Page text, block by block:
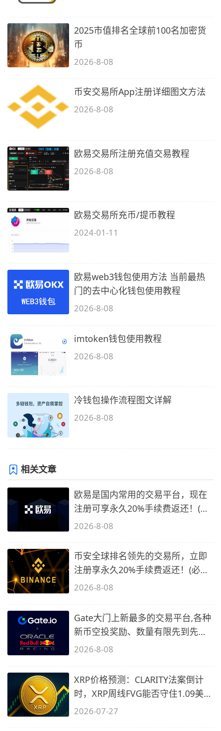
2025市值排名全球前100名加密货
币
2026-8-08
币安交易所App注册详细图文方法
2026-8-08
欧易交易所注册充值交易教程
2026-8-08
欧易交易所充币/提币教程
2024-01-11
欧易web3钱包使用方法 当前最热
门的去中心化钱包使用教程
2026-8-08
imtoken钱包使用教程
2026-8-08
冷钱包操作流程图文详解
2026-8-08
相关文章
欧易是国内常用的交易平台，现在
注册可享永久20%手续费返还！(必
备1)
2026-8-08
币安全球排名领先的交易所，立即
注册享永久20%手续费返还！(必备
2)
2026-8-08
Gate大门上新最多的交易平台,各种
新币空投奖励、数量有限先到先
得…
2026-8-08
XRP价格预测：CLARITY法案倒计
时，XRP周线FVG能否守住1.09美元
关口？
2026-07-27